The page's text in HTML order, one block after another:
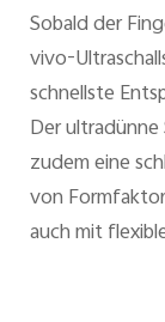
Sobald der
vivo-
schnellste
Der
zudem eine
von
auch mit